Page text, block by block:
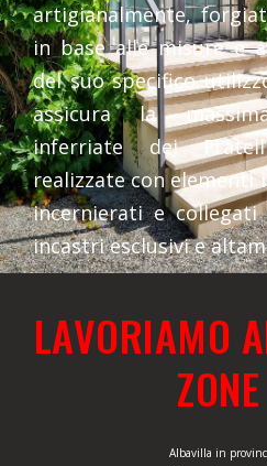
artigianalmente,
in base alle misure e
del suo specifico
assicura la
inferriate dei
realizzate con elementi
incernierati e
incastri esclusivi e
LAVORIAMO
Albavilla in